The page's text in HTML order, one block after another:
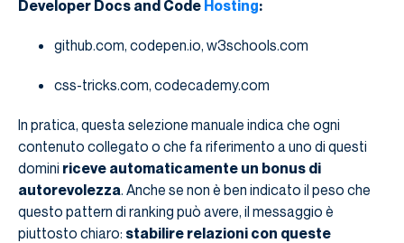
Developer Docs and Code Hosting:
github.com, codepen.io, w3schools.com
css-tricks.com, codecademy.com
In pratica, questa selezione manuale indica che ogni
contenuto collegato o che fa riferimento a uno di questi
domini riceve automaticamente un bonus di
autorevolezza. Anche se non è ben indicato il peso che
questo pattern di ranking può avere, il messaggio è
piuttosto chiaro: stabilire relazioni con queste